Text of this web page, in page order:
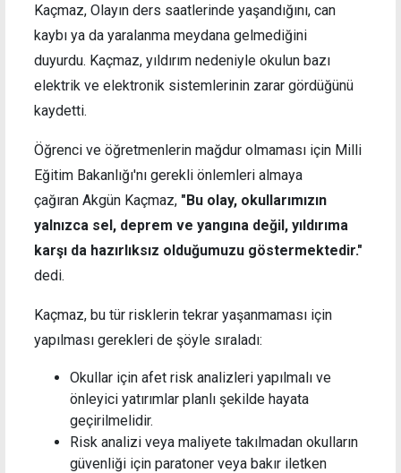
Kaçmaz, Olayın ders saatlerinde yaşandığını, can
kaybı ya da yaralanma meydana gelmediğini
duyurdu. Kaçmaz, yıldırım nedeniyle okulun bazı
elektrik ve elektronik sistemlerinin zarar gördüğünü
kaydetti.
Öğrenci ve öğretmenlerin mağdur olmaması için Milli
Eğitim Bakanlığı'nı gerekli önlemleri almaya
çağıran Akgün Kaçmaz, "Bu olay, okullarımızın
yalnızca sel, deprem ve yangına değil, yıldırıma
karşı da hazırlıksız olduğumuzu göstermektedir."
dedi.
Kaçmaz, bu tür risklerin tekrar yaşanmaması için
yapılması gerekleri de şöyle sıraladı:
Okullar için afet risk analizleri yapılmalı ve
önleyici yatırımlar planlı şekilde hayata
geçirilmelidir.
Risk analizi veya maliyete takılmadan okulların
güvenliği için paratoner veya bakır iletken